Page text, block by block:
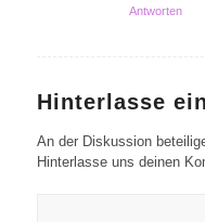
Antworten
Hinterlasse
An der Diskussion
Hinterlasse uns deinen